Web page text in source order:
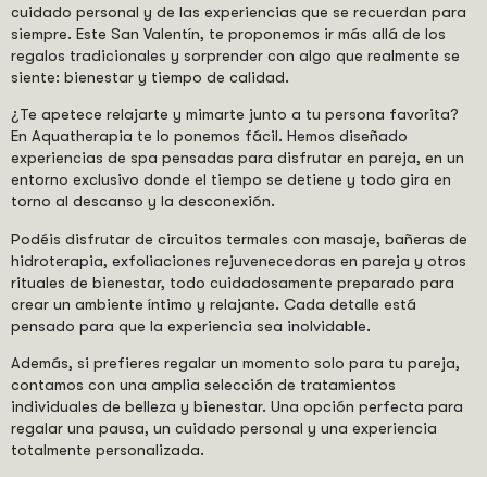
cuidado personal y de las experiencias que se recuerdan para
siempre. Este San Valentín, te proponemos ir más allá de los
regalos tradicionales y sorprender con algo que realmente se
siente: bienestar y tiempo de calidad.
¿Te apetece relajarte y mimarte junto a tu persona favorita?
En Aquatherapia te lo ponemos fácil. Hemos diseñado
experiencias de spa pensadas para disfrutar en pareja, en un
entorno exclusivo donde el tiempo se detiene y todo gira en
torno al descanso y la desconexión.
Podéis disfrutar de circuitos termales con masaje, bañeras de
hidroterapia, exfoliaciones rejuvenecedoras en pareja y otros
rituales de bienestar, todo cuidadosamente preparado para
crear un ambiente íntimo y relajante. Cada detalle está
pensado para que la experiencia sea inolvidable.
Además, si prefieres regalar un momento solo para tu pareja,
contamos con una amplia selección de tratamientos
individuales de belleza y bienestar. Una opción perfecta para
regalar una pausa, un cuidado personal y una experiencia
totalmente personalizada.